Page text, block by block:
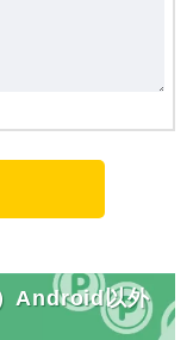
Android以外